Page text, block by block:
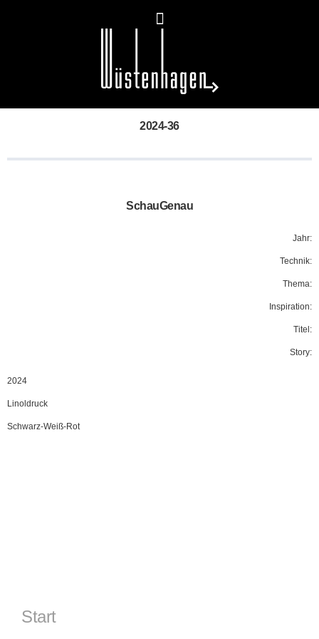
2024-36
SchauGenau
Jahr:
Technik:
Thema:
Inspiration:
Titel:
Story:
2024
Linoldruck
Schwarz-Weiß-Rot
Start